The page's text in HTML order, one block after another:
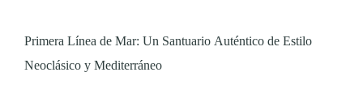
Primera Línea de Mar: Un Santuario Auténtico de Estilo
Neoclásico y Mediterráneo